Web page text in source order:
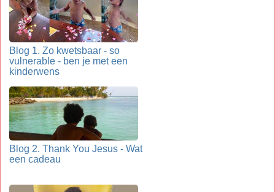
Blog 1. Zo kwetsbaar - so
vulnerable - ben je met een
kinderwens
Blog 2. Thank You Jesus - Wat
een cadeau